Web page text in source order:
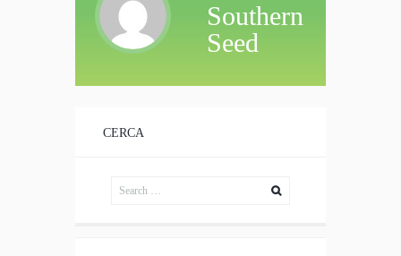
Southern
Seed
CERCA